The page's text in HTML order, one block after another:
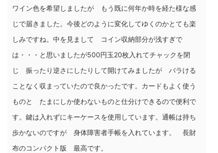
ワイン色を希望しましたが もう既に何年か時を経た様な感
じで届きました。今後どのように変化してゆくのかとても楽
しみですね。中を見まして コイン収納部分が浅すぎで
は・・・と思いましたが500円玉20枚入れてチャックを閉
じ 振ったり逆さにしたりして開けてみましたが バラける
ことなく収まっていたので良かったです。カードもよく使う
ものと たまにしか使わないものと仕分けできるので便利で
す。鍵は入れずにキーケースを使用しています。通帳は持ち
歩かないのですが 身体障害者手帳を入れています。 長財
布のコンパクト版 最高です。